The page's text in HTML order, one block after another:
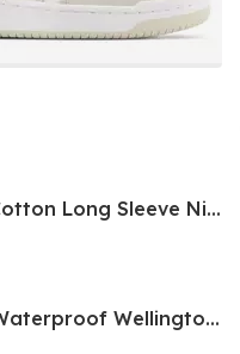
Womens Organic Cotton Long Sleeve Nightdress
Womens Cowboy Waterproof Wellingtons